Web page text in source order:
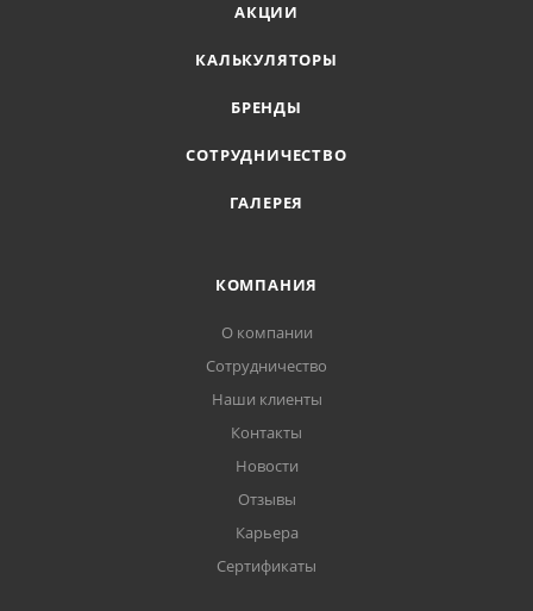
АКЦИИ
КАЛЬКУЛЯТОРЫ
БРЕНДЫ
СОТРУДНИЧЕСТВО
ГАЛЕРЕЯ
КОМПАНИЯ
О компании
Сотрудничество
Наши клиенты
Контакты
Новости
Отзывы
Карьера
Сертификаты